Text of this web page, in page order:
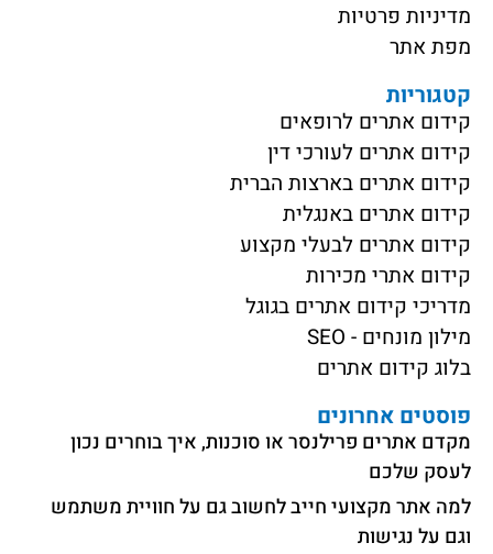
מדיניות פרטיות
מפת אתר
קטגוריות
קידום אתרים לרופאים
קידום אתרים לעורכי דין
קידום אתרים בארצות הברית
קידום אתרים באנגלית
קידום אתרים לבעלי מקצוע
קידום אתרי מכירות
מדריכי קידום אתרים בגוגל
מילון מונחים - SEO
בלוג קידום אתרים
פוסטים אחרונים
מקדם אתרים פרילנסר או סוכנות, איך בוחרים נכון
לעסק שלכם
למה אתר מקצועי חייב לחשוב גם על חוויית משתמש
וגם על נגישות